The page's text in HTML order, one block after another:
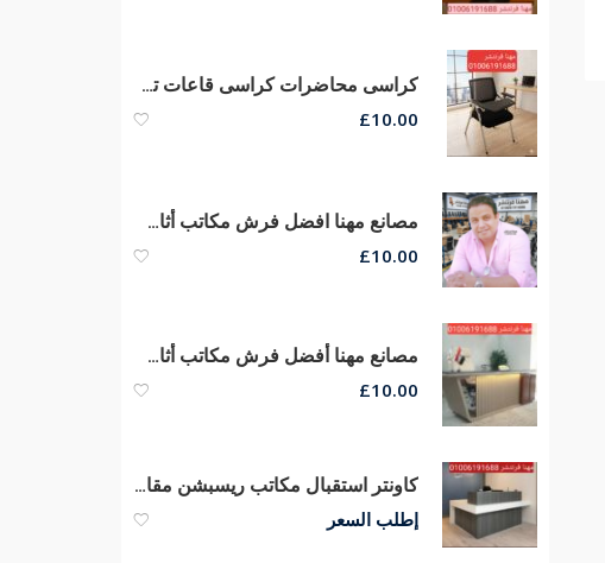
كراسى محاضرات كراسى قاعات تدريب كراسى سنتر تعليمى أرخص أسعار
£10.00
مصانع مهنا افضل فرش مكاتب أثاث مكتبى متنوع مكاتب مدير عام جلد طبيعي
£10.00
مصانع مهنا أفضل فرش مكاتب أثاث مكتبى متنوع مكاتب مدير كراسى شبك
£10.00
كاونتر استقبال مكاتب ريسبشن مقاسات كبيره وصغيره الحجم من مهنا فرنتشر
إطلب السعر